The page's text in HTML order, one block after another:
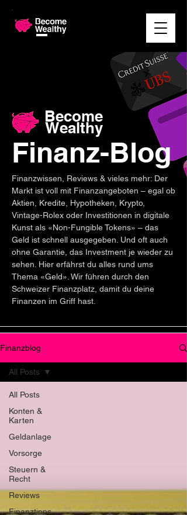
Become
Wealthy
Finanz-Blog
Finanzwissen, Reviews & vieles mehr: Der
Markt ist voll mit Finanzangeboten – egal ob
Aktien, Kredite, Hypotheken, Krypto,
Vintage-Rolex oder Investitionen in digitale
Kunst als «Non-Fungible Tokens» – das
Geld ist schnell ausgegeben. Und oft auch
ohne Garantie, das Investment je wieder zu
sehen. Hier erfährst du alles rund ums
Thema «Geld». Wir führen durch den
Schweizer Finanzplatz, damit du deine
Finanzen im Griff hast.
Finanzblog
All Posts
Konten &
Karten
Geldanlage
Vorsorge
Steuern &
Recht
Reviews
Finanztipps
All Posts